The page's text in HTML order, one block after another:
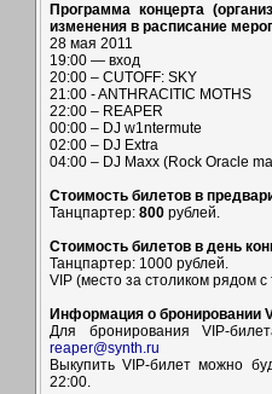
Программа концерта
изменения в расписание
28 мая 2011
19:00 — вход
20:00 – CUTOFF: SKY
21:00 - ANTHRACITIC MOTHS
22:00 – REAPER
00:00 – DJ w1ntermute
02:00 – DJ Extra
04:00 – DJ Maxx (Rock Oracle
Стоимость билетов в
Танцпартер: 800 рублей.
Стоимость билетов в день
Танцпартер: 1000 рублей.
VIP (место за столиком рядом
Информация о бронировании
Для бронирования VIP-
reaper@synth.ru
Выкупить VIP-билет можно
22:00.